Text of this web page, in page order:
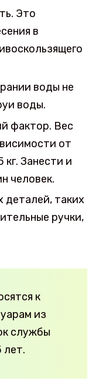
Это
в
воды не
воды.
фактор. Вес
от
Занести и
человек.
деталей, таких
ручки,
к
из
службы
лет.